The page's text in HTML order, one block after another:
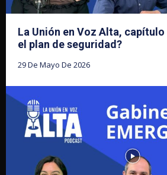
La Unión en Voz Alta, capítulo
el plan de seguridad?
29 De Mayo De 2026